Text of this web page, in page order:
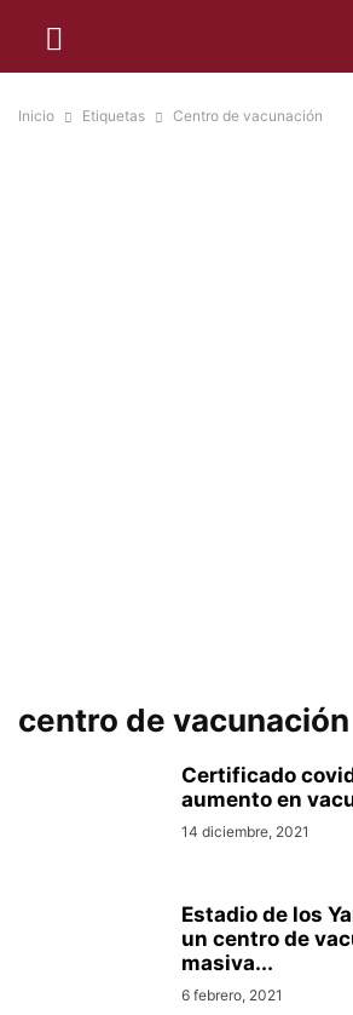
Inicio Etiquetas Centro de vacunación
centro de vacunación
Certificado
aumento en
14 diciembre, 2021
Estadio de los
un centro de
masiva...
6 febrero, 2021